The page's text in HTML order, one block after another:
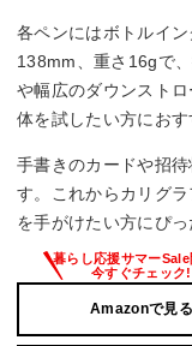
各ペンにはボトルイ
138mm、重さ16gで
や幅広のダウンスト
体を試したい方におす
手書きのカードや招
す。これからカリグ
を手がけたい方にぴっ
Amazonで見る